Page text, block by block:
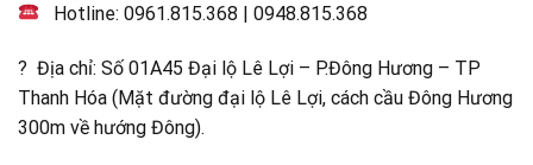
Hotline:0961.815.368 |0948.815.368
? Địa chỉ: Số 01A45 Đại lộ Lê Lợi – P.Đông Hương – TP
Thanh Hóa (Mặt đường đại lộ Lê Lợi, cách cầu Đông Hương
300m về hướng Đông).